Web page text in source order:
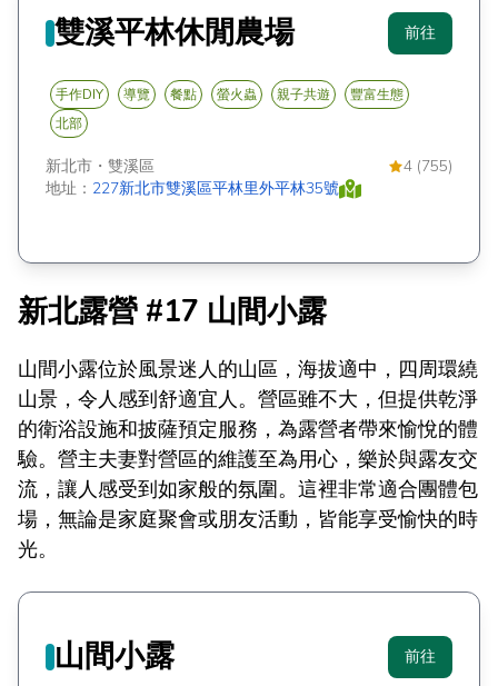
雙溪平林休閒農場 前往
手作DIY 導覽 餐點 螢火蟲 親子共遊
豐富生態
北部
新北市 ・ 雙溪區
4 (755)
地址： 227新北市雙溪區平林里外平林35號
新北露營 #17 山間小露
山間小露位於風景迷人的山區，海拔適中，四周環繞
山景，令人感到舒適宜人。營區雖不大，但提供乾淨
的衛浴設施和披薩預定服務，為露營者帶來愉悅的體
驗。營主夫妻對營區的維護至為用心，樂於與露友交
流，讓人感受到如家般的氛圍。這裡非常適合團體包
場，無論是家庭聚會或朋友活動，皆能享受愉快的時
光。
山間小露 前往